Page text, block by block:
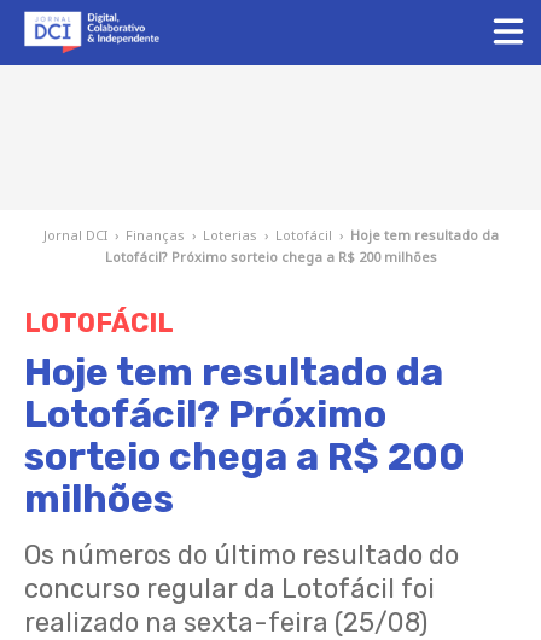
Jornal DCI › Finanças › Loterias › Lotofácil › Hoje tem resultado da
Lotofácil? Próximo sorteio chega a R$ 200 milhões
LOTOFÁCIL
Hoje tem resultado da
Lotofácil? Próximo
sorteio chega a R$ 200
milhões
Os números do último resultado do
concurso regular da Lotofácil foi
realizado na sexta-feira (25/08)